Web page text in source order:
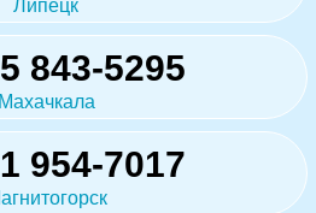
Липецк
843-5295
Махачкала
954-7017